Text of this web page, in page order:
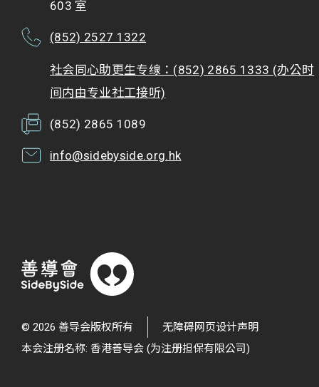
603 室
(852) 2527 1322
社会同心助更生专缐：(852) 2865 1333 (办公时
间内由专业社工接听)
(852) 2865 1089
info@sidebyside.org.hk
© 2026 善导会版权所有
无障碍网页设计声明
本会注册名称: 香港善导会 (为注册担保有限公司)